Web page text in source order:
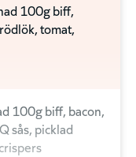
100g biff,
tomat,
100g biff, bacon,
sås, picklad